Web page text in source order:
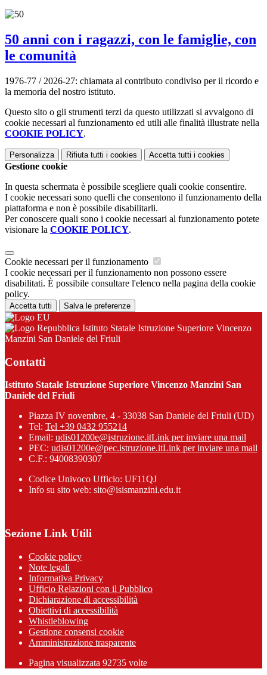
50 anni con i ragazzi, con le famiglie, con
le comunità
1976-77 / 2026-27: chiamata al contributo condiviso per il ricordo e
la memoria del nostro istituto.
Questo sito o gli strumenti terzi da questo utilizzati si avvalgono di
cookie necessari al funzionamento ed utili alle finalità illustrate nella
COOKIE POLICY.
Personalizza Rifiuta tutti i cookies Accetta tutti i cookies
Gestione cookie
In questa schermata è possibile scegliere quali cookie consentire.
I cookie necessari sono quelli che consentono il funzionamento della
piattaforma e non è possibile disabilitarli.
Per conoscere quali sono i cookie necessari al funzionamento potete
visionare la COOKIE POLICY.
Cookie necessari per il funzionamento
I cookie necessari per il funzionamento non possono essere
disabilitati. È possibile consultare l'elenco nella pagina della cookie
policy.
Accetta tutti Salva le preferenze
Istituto Statale Istruzione Superiore Vincenzo
Manzini San Daniele del Friuli
Contatti
Istituto Statale Istruzione Superiore Vincenzo Manzini San
Daniele del Friuli
Piazza IV novembre, 4 - 33038 San Daniele del Friuli (UD)
Tel: Tel +39 0432 955214
Email: udis01200e@istruzione.itLink per inviare una mail
PEC: udis01200e@pec.istruzione.itLink per inviare una mail
C.F.: 94008390307
Codice Univoco Ufficio: UF11QJ
Info su sito web: sito@isismanzini.edu.it
Sezione Link Utili
Cookie policy
Note legali
Informativa Privacy
Ufficio Relazioni con il Pubblico
Dichiarazione di accessibilità
Obiettivi di accessibilità
Whistleblowing
Gestione consensi cookie
Amministrazione trasparente
Pagina visualizzata 92735 volte